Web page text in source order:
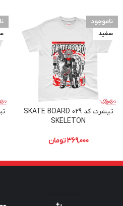
ناموجود
سفید
تیشرت کد 029 SKATE BOARD
SKELETON
369,000تومان